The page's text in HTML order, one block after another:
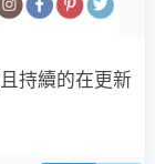
持續的在更新